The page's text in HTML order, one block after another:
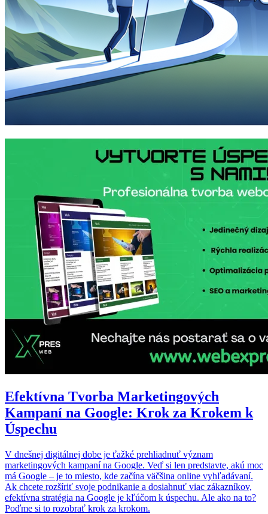
Efektívna Tvorba Marketingových
Kampaní na Google: Krok za Krokem k
Úspechu
V dnešnej digitálnej dobe je ťažké prehliadnuť význam
marketingových kampaní na Google. Veď si len predstavte, akú moc
má Google – je to miesto, kde začína väčšina online vyhľadávaní.
Ak chcete rozšíriť svoje podnikanie a dosiahnuť viac zákazníkov,
efektívna stratégia na Google je kľúčom k úspechu. Ale ako na to?
Poďme si to rozobrať krok za krokom.